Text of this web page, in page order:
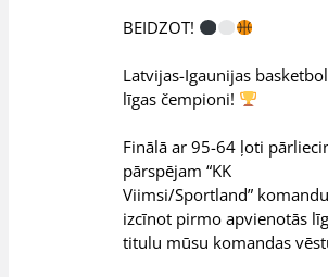
BEIDZOT!
Latvijas-Igaunijas
līgas čempioni!
Finālā ar 95-64 ļoti
pārspējam “KK
Viimsi/Sportland”
izcīnot pirmo apvienotās
titulu mūsu komandas